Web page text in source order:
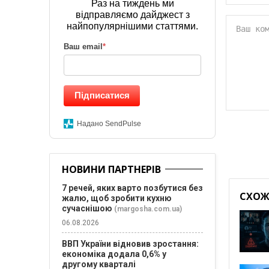
Раз на тиждень ми
відправляємо дайджест з
найпопулярнішими статтями.
Ваш email *
Підписатися
Надано SendPulse
НОВИНИ ПАРТНЕРІВ
7 речей, яких варто позбутися без
жалю, щоб зробити кухню
сучаснішою (margosha.com.ua)
06.08.2026
ВВП України відновив зростання:
економіка додала 0,6% у
другому кварталі